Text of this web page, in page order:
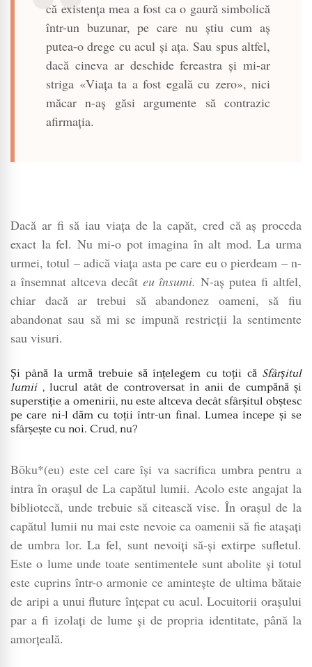
că existența mea a fost ca o gaură simbolică
într-un buzunar, pe care nu știu cum aș
putea-o drege cu acul și ața. Sau spus altfel,
dacă cineva ar deschide fereastra și mi-ar
striga «Viața ta a fost egală cu zero», nici
măcar n-aș găsi argumente să contrazic
afirmația.
Dacă ar fi să iau viața de la capăt, cred că aș proceda
exact la fel. Nu mi-o pot imagina în alt mod. La urma
urmei, totul – adică viața asta pe care eu o pierdeam – n-
a însemnat altceva decât eu însumi.N-aș putea fi altfel,
chiar dacă ar trebui să abandonez oameni, să fiu
abandonat sau să mi se impună restricții la sentimente
sau visuri.
Și până la urmă trebuie să înțelegem cu toții că Sfârșitul
lumii, lucrul atât de controversat în anii de cumpănă și
superstiție a omenirii, nu este altceva decât sfârșitul obștesc
pe care ni-l dăm cu toții într-un final. Lumea începe și se
sfârșește cu noi. Crud, nu?
Bōku*(eu) este cel care își va sacrifica umbra pentru a
intra în orașul de La capătul lumii. Acolo este angajat la
bibliotecă, unde trebuie să citească vise. În orașul de la
capătul lumii nu mai este nevoie ca oamenii să fie atașați
de umbra lor. La fel, sunt nevoiți să-și extirpe sufletul.
Este o lume unde toate sentimentele sunt abolite și totul
este cuprins într-o armonie ce amintește de ultima bătaie
de aripi a unui fluture înțepat cu acul. Locuitorii orașului
par a fi izolați de lume și de propria identitate, până la
amorțeală.